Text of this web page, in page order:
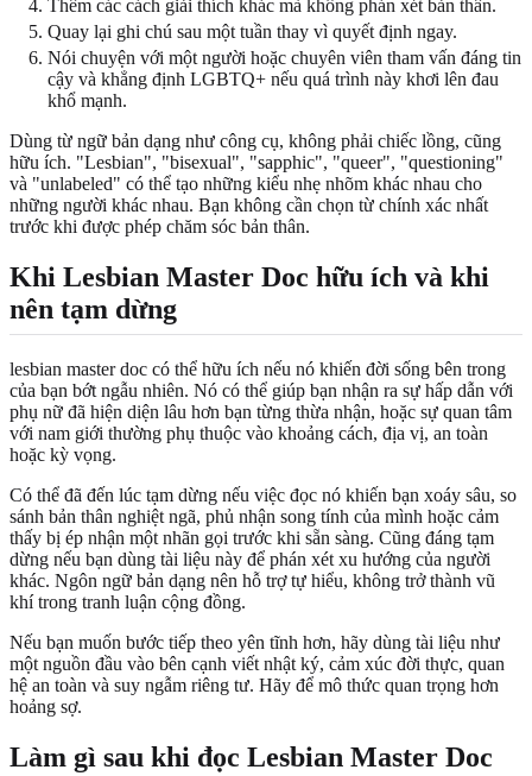
Thêm các cách giải thích khác mà không phán xét bản thân.
Quay lại ghi chú sau một tuần thay vì quyết định ngay.
Nói chuyện với một người hoặc chuyên viên tham vấn đáng tin
cậy và khẳng định LGBTQ+ nếu quá trình này khơi lên đau
khổ mạnh.
Dùng từ ngữ bản dạng như công cụ, không phải chiếc lồng, cũng
hữu ích. "Lesbian", "bisexual", "sapphic", "queer", "questioning"
và "unlabeled" có thể tạo những kiểu nhẹ nhõm khác nhau cho
những người khác nhau. Bạn không cần chọn từ chính xác nhất
trước khi được phép chăm sóc bản thân.
Khi Lesbian Master Doc hữu ích và khi
nên tạm dừng
lesbian master doc có thể hữu ích nếu nó khiến đời sống bên trong
của bạn bớt ngẫu nhiên. Nó có thể giúp bạn nhận ra sự hấp dẫn với
phụ nữ đã hiện diện lâu hơn bạn từng thừa nhận, hoặc sự quan tâm
với nam giới thường phụ thuộc vào khoảng cách, địa vị, an toàn
hoặc kỳ vọng.
Có thể đã đến lúc tạm dừng nếu việc đọc nó khiến bạn xoáy sâu, so
sánh bản thân nghiệt ngã, phủ nhận song tính của mình hoặc cảm
thấy bị ép nhận một nhãn gọi trước khi sẵn sàng. Cũng đáng tạm
dừng nếu bạn dùng tài liệu này để phán xét xu hướng của người
khác. Ngôn ngữ bản dạng nên hỗ trợ tự hiểu, không trở thành vũ
khí trong tranh luận cộng đồng.
Nếu bạn muốn bước tiếp theo yên tĩnh hơn, hãy dùng tài liệu như
một nguồn đầu vào bên cạnh viết nhật ký, cảm xúc đời thực, quan
hệ an toàn và suy ngẫm riêng tư. Hãy để mô thức quan trọng hơn
hoảng sợ.
Làm gì sau khi đọc Lesbian Master Doc